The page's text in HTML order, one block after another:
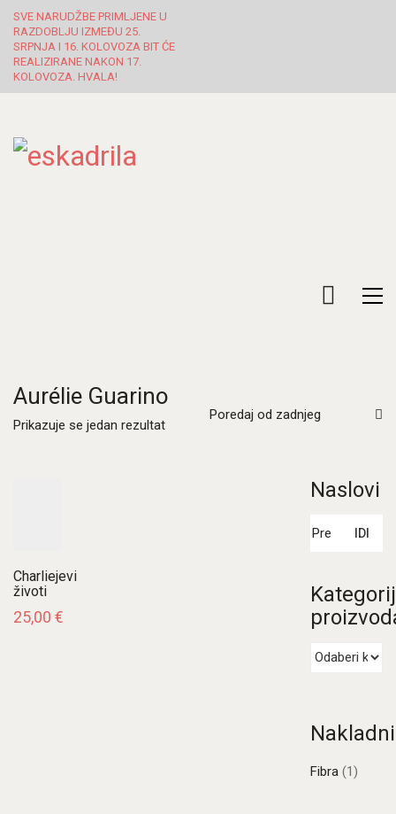
SVE NARUDŽBE PRIMLJENE U
RAZDOBLJU IZMEĐU 25.
SRPNJA I 16. KOLOVOZA BIT ĆE
REALIZIRANE NAKON 17.
KOLOVOZA. HVALA!
Aurélie Guarino
Prikazuje se jedan rezultat
Poredaj od zadnjeg
Charliejevi
životi
25,00 €
Naslovi
IDI
Fibra (1)